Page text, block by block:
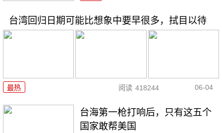
台湾回归日期可能比想象中要早很多，拭目以待
最热 阅读 418244 06-04
台海第一枪打响后，只有这五个
国家敢帮美国